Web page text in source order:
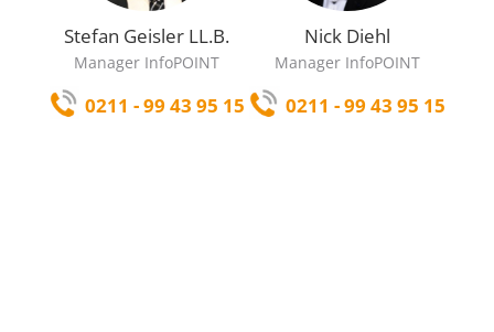
Stefan Geisler LL.B.
Manager InfoPOINT
0211 - 99 43 95 15
Nick Diehl
Manager InfoPOINT
0211 - 99 43 95 15